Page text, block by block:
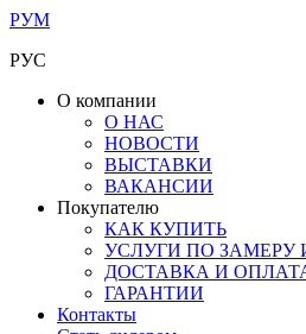
РУМ
РУС
О компании
О НАС
НОВОСТИ
ВЫСТАВКИ
ВАКАНСИИ
Покупателю
КАК КУПИТЬ
УСЛУГИ ПО
ДОСТАВКА И
ГАРАНТИИ
Контакты